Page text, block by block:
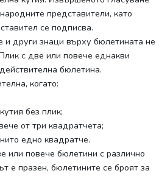
представители, като
се подписва.
и други знаци върху бюлетината не
с две или повече еднакви
бюлетина.
когато:
без плик;
от три квадратчета;
едно квадратче.
или повече бюлетини с различно
е празен, бюлетините се броят за